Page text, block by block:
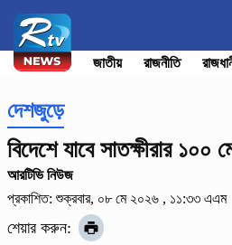
জাতীয় রাজনীতি
দেশজুড়ে
বিদেশে যাবে সাতক্ষীরার
আরটিভি নিউজ
প্রকাশিত: শুক্রবার, ০৮ মে ২০২৬ , ১১:৩৩ এএম
শেয়ার করুন: